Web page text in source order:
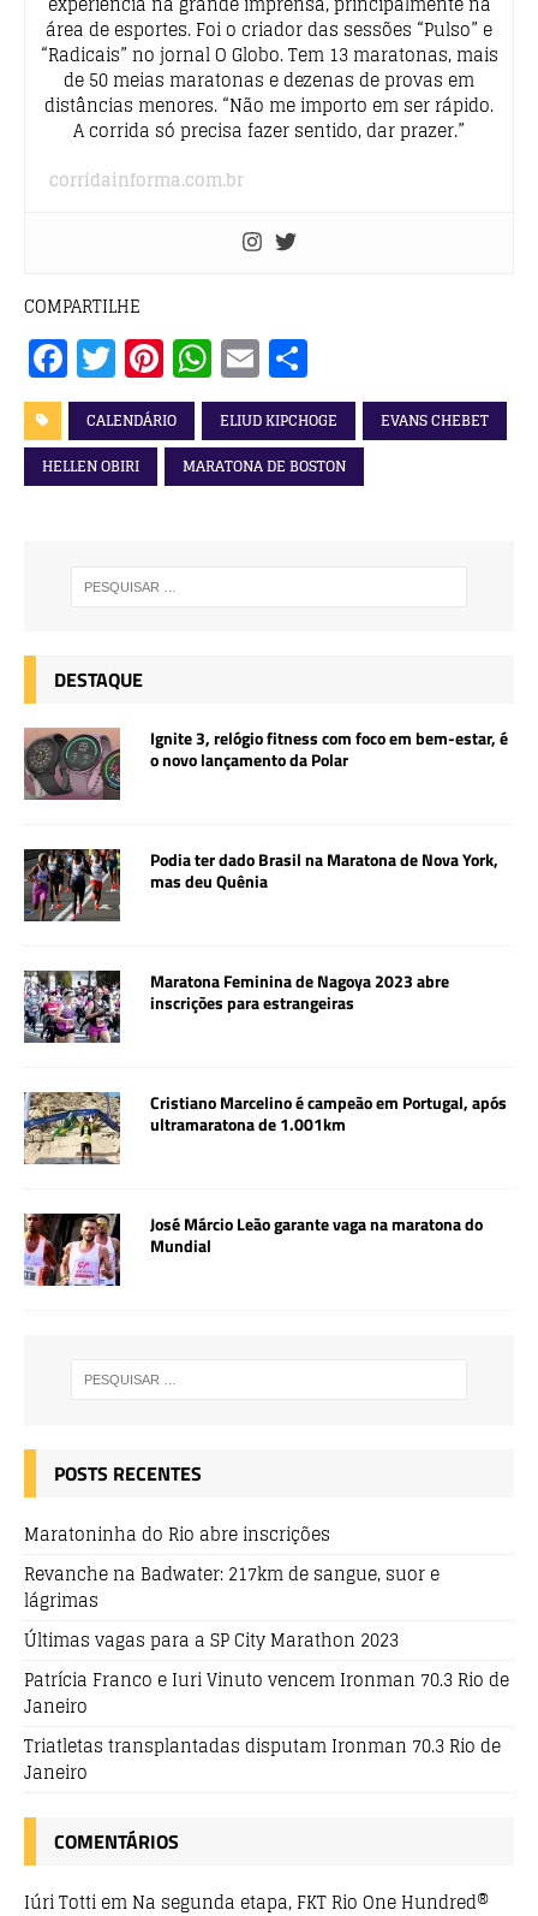
área de esportes. Foi o criador das sessões “Pulso” e
“Radicais” no jornal O Globo. Tem 13 maratonas, mais
de 50 meias maratonas e dezenas de provas em
distâncias menores. “Não me importo em ser rápido.
A corrida só precisa fazer sentido, dar prazer.”
corridainforma.com.br
COMPARTILHE
F
a
c
e
o
T
w
it
te
Pi
n
te
r
W
h
at
s
E
m
ai
l
h
a
r
CALENDÁRIO ELIUD KIPCHOGE
EVANS CHEBET
HELLEN OBIRI
MARATONA DE BOSTON
DESTAQUE
Ignite 3, relógio fitness com foco em bem-estar, é
o novo lançamento da Polar
Podia ter dado Brasil na Maratona de Nova York,
mas deu Quênia
Maratona Feminina de Nagoya 2023 abre
inscrições para estrangeiras
Cristiano Marcelino é campeão em Portugal, após
ultramaratona de 1.001km
José Márcio Leão garante vaga na maratona do
Mundial
POSTS RECENTES
Maratoninha do Rio abre inscrições
Revanche na Badwater: 217km de sangue, suor e
lágrimas
Últimas vagas para a SP City Marathon 2023
Patrícia Franco e Iuri Vinuto vencem Ironman 70.3 Rio de
Janeiro
Triatletas transplantadas disputam Ironman 70.3 Rio de
Janeiro
COMENTÁRIOS
Iúri Totti em Na segunda etapa, FKT Rio One Hundred®